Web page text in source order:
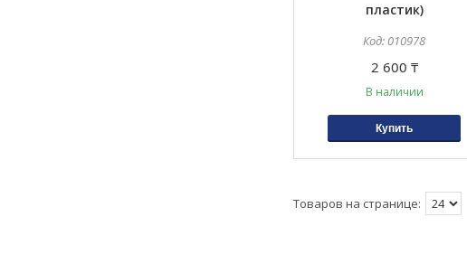
пластик)
010978
2 600 ₸
В наличии
Купить